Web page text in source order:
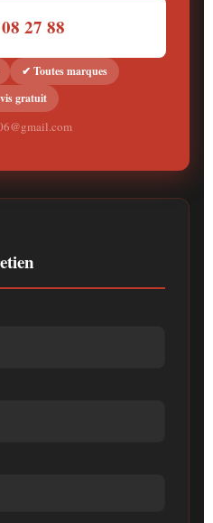
27 88
✔ Toutes marques
gratuit